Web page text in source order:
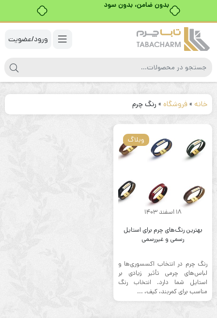
بدون ضامن، بدون سود
ورود/عضویت
خانه »فروشگاه » رنگ چرم
وبلاگ
18 اسفند 1403
بهترین رنگ‌های چرم برای استایل
رسمی و غیررسمی
رنگ چرم در انتخاب اکسسوری‌ها و
لباس‌های چرمی تأثیر زیادی بر
استایل شما دارد. انتخاب رنگ
مناسب برای کمربند، کیف، ...